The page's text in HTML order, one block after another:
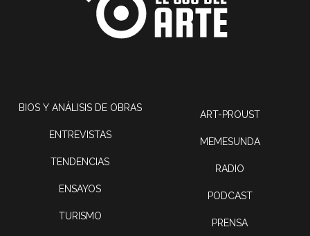
BIOS Y ANÁLISIS DE OBRAS
ENTREVISTAS
TENDENCIAS
ENSAYOS
TURISMO
ART-PROUST
MEMESUNDA
RADIO
PODCAST
PRENSA